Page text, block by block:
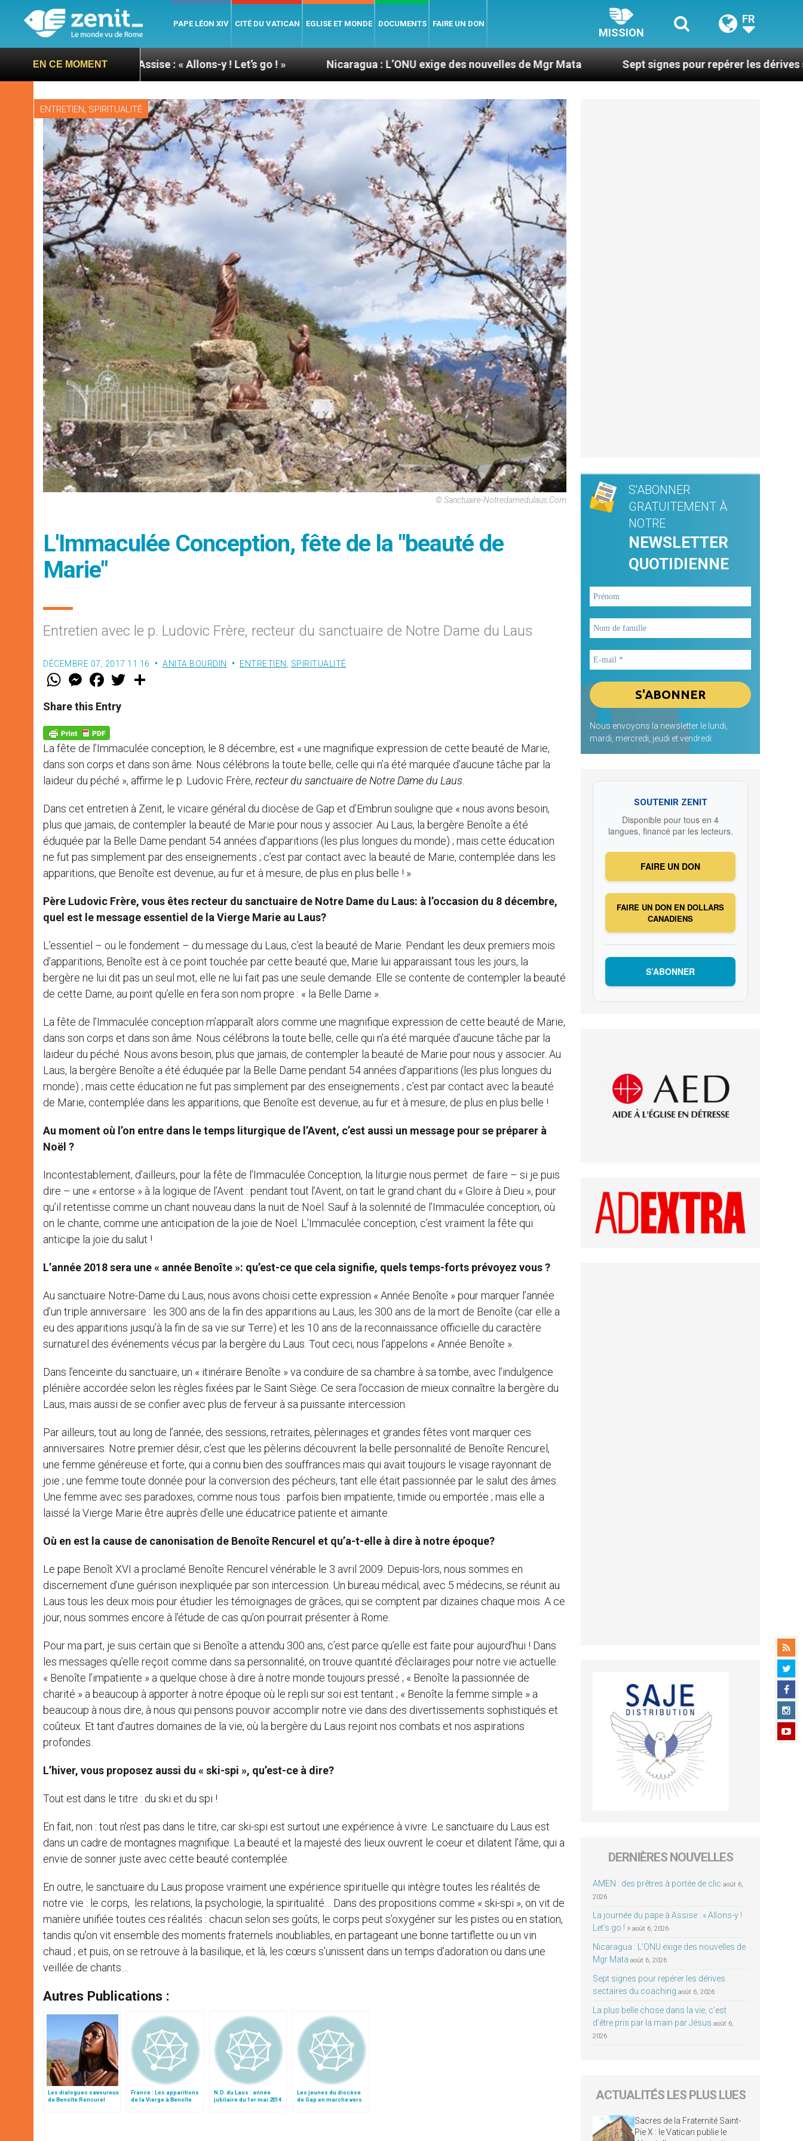
PAPE LÉON XIV CITÉ DU VATICAN EGLISE ET MONDE DOCUMENTS FAIRE UN DON
MISSION
FR
EN CE MOMENT
du pape à Assise : « Allons-y ! Let’s go ! » Nicaragua : L’ONU exige des nouvelles de Mgr Mata Sept signes pour repérer les dérives sectaires du
ENTRETIEN, SPIRITUALITÉ
© Sanctuaire-Notredamedulaus.com
L'Immaculée Conception, fête de la "beauté de
Marie"
Entretien avec le p. Ludovic Frère, recteur du sanctuaire de Notre Dame du Laus
DÉCEMBRE 07, 2017 11:16 ANITA BOURDIN ENTRETIEN SPIRITUALITÉ
W
t
s
p
p
M
e
s
e
g
e
r
F
a
e
b
o
k
w
Share this Entry
La fête de l’Immaculée conception, le 8 décembre, est « une magnifique expression de cette beauté de Marie,
dans son corps et dans son âme. Nous célébrons la toute belle, celle qui n’a été marquée d’aucune tâche par la
laideur du péché », affirme le p. Ludovic Frère, recteur du sanctuaire de Notre Dame du Laus
Dans cet entretien à Zenit, le vicaire général du diocèse de Gap et d’Embrun souligne que « nous avons besoin,
plus que jamais, de contempler la beauté de Marie pour nous y associer. Au Laus, la bergère Benoîte a été
éduquée par la Belle Dame pendant 54 années d’apparitions (les plus longues du monde) ; mais cette éducation
ne fut pas simplement par des enseignements ; c’est par contact avec la beauté de Marie, contemplée dans les
apparitions, que Benoîte est devenue, au fur et à mesure, de plus en plus belle ! »
Père Ludovic Frère, vous êtes recteur du sanctuaire de Notre Dame du Laus: à l’occasion du 8 décembre,
quel est le message essentiel de la Vierge Marie au Laus?
L’essentiel – ou le fondement – du message du Laus, c’est la beauté de Marie. Pendant les deux premiers mois
d’apparitions, Benoîte est à ce point touchée par cette beauté que, Marie lui apparaissant tous les jours, la
bergère ne lui dit pas un seul mot, elle ne lui fait pas une seule demande. Elle se contente de contempler la beauté
de cette Dame, au point qu’elle en fera son nom propre : « la Belle Dame ».
La fête de l’Immaculée conception m’apparaît alors comme une magnifique expression de cette beauté de Marie,
dans son corps et dans son âme. Nous célébrons la toute belle, celle qui n’a été marquée d’aucune tâche par la
laideur du péché. Nous avons besoin, plus que jamais, de contempler la beauté de Marie pour nous y associer. Au
Laus, la bergère Benoîte a été éduquée par la Belle Dame pendant 54 années d’apparitions (les plus longues du
monde) ; mais cette éducation ne fut pas simplement par des enseignements ; c’est par contact avec la beauté
de Marie, contemplée dans les apparitions, que Benoîte est devenue, au fur et à mesure, de plus en plus belle !
Au moment où l’on entre dans le temps liturgique de l’Avent, c’est aussi un message pour se préparer à
Noël ?
Incontestablement, d’ailleurs, pour la fête de l’Immaculée Conception, la liturgie nous permet de faire – si je puis
dire – une « entorse » à la logique de l’Avent : pendant tout l’Avent, on tait le grand chant du « Gloire à Dieu », pour
qu’il retentisse comme un chant nouveau dans la nuit de Noël. Sauf à la solennité de l’Immaculée conception, où
on le chante, comme une anticipation de la joie de Noël. L’Immaculée conception, c’est vraiment la fête qui
anticipe la joie du salut !
L’année 2018 sera une « année Benoîte »: qu’est-ce que cela signifie, quels temps-forts prévoyez vous ?
Au sanctuaire Notre-Dame du Laus, nous avons choisi cette expression « Année Benoîte » pour marquer l’année
d’un triple anniversaire : les 300 ans de la fin des apparitions au Laus, les 300 ans de la mort de Benoîte (car elle a
eu des apparitions jusqu’à la fin de sa vie sur Terre) et les 10 ans de la reconnaissance officielle du caractère
surnaturel des événements vécus par la bergère du Laus. Tout ceci, nous l’appelons « Année Benoîte ».
Dans l’enceinte du sanctuaire, un « itinéraire Benoîte » va conduire de sa chambre à sa tombe, avec l’indulgence
plénière accordée selon les règles fixées par le Saint Siège. Ce sera l’occasion de mieux connaître la bergère du
Laus, mais aussi de se confier avec plus de ferveur à sa puissante intercession.
Par ailleurs, tout au long de l’année, des sessions, retraites, pèlerinages et grandes fêtes vont marquer ces
anniversaires. Notre premier désir, c’est que les pèlerins découvrent la belle personnalité de Benoîte Rencurel,
une femme généreuse et forte, qui a connu bien des souffrances mais qui avait toujours le visage rayonnant de
joie ; une femme toute donnée pour la conversion des pécheurs, tant elle était passionnée par le salut des âmes.
Une femme avec ses paradoxes, comme nous tous : parfois bien impatiente, timide ou emportée ; mais elle a
laissé la Vierge Marie être auprès d’elle une éducatrice patiente et aimante.
Où en est la cause de canonisation de Benoîte Rencurel et qu’a-t-elle à dire à notre époque?
Le pape Benoît XVI a proclamé Benoîte Rencurel vénérable le 3 avril 2009. Depuis-lors, nous sommes en
discernement d’une guérison inexpliquée par son intercession. Un bureau médical, avec 5 médecins, se réunit au
Laus tous les deux mois pour étudier les témoignages de grâces, qui se comptent par dizaines chaque mois. A ce
jour, nous sommes encore à l’étude de cas qu’on pourrait présenter à Rome.
Pour ma part, je suis certain que si Benoîte a attendu 300 ans, c’est parce qu’elle est faite pour aujourd’hui ! Dans
les messages qu’elle reçoit comme dans sa personnalité, on trouve quantité d’éclairages pour notre vie actuelle.
« Benoîte l’impatiente » a quelque chose à dire à notre monde toujours pressé ; « Benoîte la passionnée de
charité » a beaucoup à apporter à notre époque où le repli sur soi est tentant ; « Benoîte la femme simple » a
beaucoup à nous dire, à nous qui pensons pouvoir accomplir notre vie dans des divertissements sophistiqués et
coûteux. Et tant d’autres domaines de la vie, où la bergère du Laus rejoint nos combats et nos aspirations
profondes.
L’hiver, vous proposez aussi du « ski-spi », qu’est-ce à dire?
Tout est dans le titre : du ski et du spi !
En fait, non : tout n’est pas dans le titre, car ski-spi est surtout une expérience à vivre. Le sanctuaire du Laus est
dans un cadre de montagnes magnifique. La beauté et la majesté des lieux ouvrent le coeur et dilatent l’âme, qui a
envie de sonner juste avec cette beauté contemplée.
En outre, le sanctuaire du Laus propose vraiment une expérience spirituelle qui intègre toutes les réalités de
notre vie : le corps, les relations, la psychologie, la spiritualité… Dans des propositions comme « ski-spi », on vit de
manière unifiée toutes ces réalités : chacun selon ses goûts, le corps peut s’oxygéner sur les pistes ou en station,
tandis qu’on vit ensemble des moments fraternels inoubliables, en partageant une bonne tartiflette ou un vin
chaud ; et puis, on se retrouve à la basilique, et là, les cœurs s’unissent dans un temps d’adoration ou dans une
veillée de chants…
Autres Publications :
Les dialogues savoureux
de Benoîte Rencurel
France : Les apparitions
de la Vierge à Benoîte
N.D. du Laus : année
jubilaire du 1er mai 2014
Les jeunes du diocèse
de Gap en marche vers
S'ABONNER
GRATUITEMENT À
NOTRE
NEWSLETTER
QUOTIDIENNE
Nous envoyons la newsletter le lundi,
mardi, mercredi, jeudi et vendredi
SOUTENIR ZENIT
Disponible pour tous en 4
langues, financé par les lecteurs.
FAIRE UN DON
FAIRE UN DON EN DOLLARS
CANADIENS
S’ABONNER
DERNIÈRES NOUVELLES
AMEN : des prêtres à portée de clic août 6,
2026
La journée du pape à Assise : « Allons-y !
Let’s go ! » août 6, 2026
Nicaragua : L’ONU exige des nouvelles de
Mgr Mata août 6, 2026
Sept signes pour repérer les dérives
sectaires du coaching août 6, 2026
La plus belle chose dans la vie, c’est
d’être pris par la main par Jésus août 6,
2026
ACTUALITÉS LES PLUS LUES
Sacres de la Fraternité Saint-
Pie X : le Vatican publie le